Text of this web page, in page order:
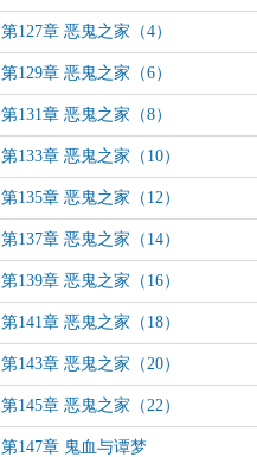
第127章 恶鬼之家（4）
第129章 恶鬼之家（6）
第131章 恶鬼之家（8）
第133章 恶鬼之家（10）
第135章 恶鬼之家（12）
第137章 恶鬼之家（14）
第139章 恶鬼之家（16）
第141章 恶鬼之家（18）
第143章 恶鬼之家（20）
第145章 恶鬼之家（22）
第147章 鬼血与谭梦